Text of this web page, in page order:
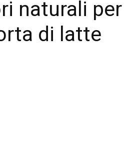
naturali per
di latte